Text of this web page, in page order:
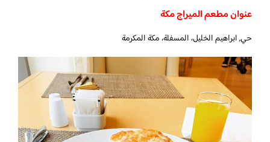
عنوان مطعم الميراج مكة
حي, ابراهيم الخليل، المسفلة، مكة المكرمة